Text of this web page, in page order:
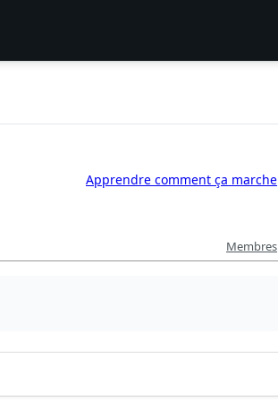
Apprendre comment ça marche
Membres